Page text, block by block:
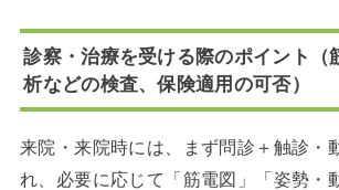
診察・治療を受ける際のポイント（
析などの検査、保険適用の可否）
来院・来院時には、まず問診＋触診・
れ、必要に応じて「筋電図」「姿勢・